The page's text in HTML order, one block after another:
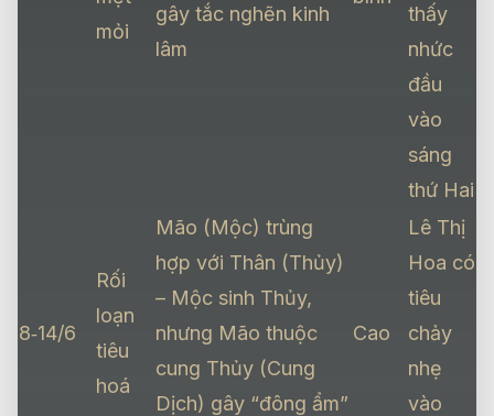
mỏi
gây tắc nghẽn kinh
lâm
thấy
nhức
đầu
vào
sáng
thứ Hai
8‑14/6
Rối
loạn
tiêu
hoá
Mão (Mộc) trùng
hợp với Thân (Thủy)
– Mộc sinh Thủy,
nhưng Mão thuộc
cung Thủy (Cung
Dịch) gây “đông ẩm”
Cao
Lê Thị
Hoa có
tiêu
chảy
nhẹ
vào